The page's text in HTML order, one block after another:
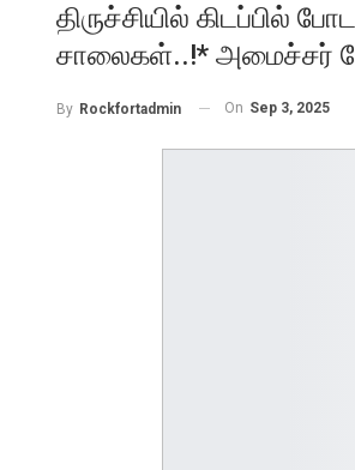
திருச்சியில் கிடப்பில்
சாலைகள்..!* அமைச்சர்
By Rockfortadmin On Sep 3, 2025